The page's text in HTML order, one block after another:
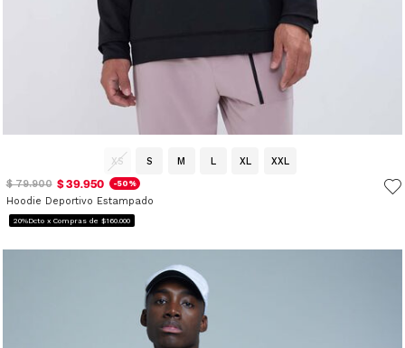
XS S M L XL
XXL
$ 79.900 $ 39.950 -50%
Hoodie Deportivo Estampado
20%Dcto x Compras de $160.000